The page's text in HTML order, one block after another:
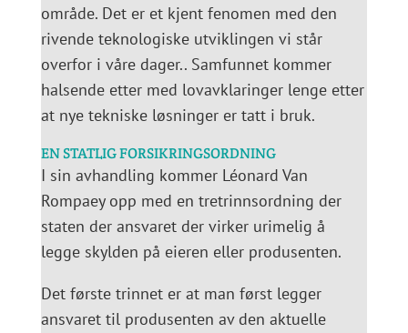
område. Det er et kjent fenomen med den
rivende teknologiske utviklingen vi står
overfor i våre dager.. Samfunnet kommer
halsende etter med lovavklaringer lenge etter
at nye tekniske løsninger er tatt i bruk.
EN STATLIG FORSIKRINGSORDNING
I sin avhandling kommer Léonard Van
Rompaey opp med en tretrinnsordning der
staten der ansvaret der virker urimelig å
legge skylden på eieren eller produsenten.
Det første trinnet er at man først legger
ansvaret til produsenten av den aktuelle